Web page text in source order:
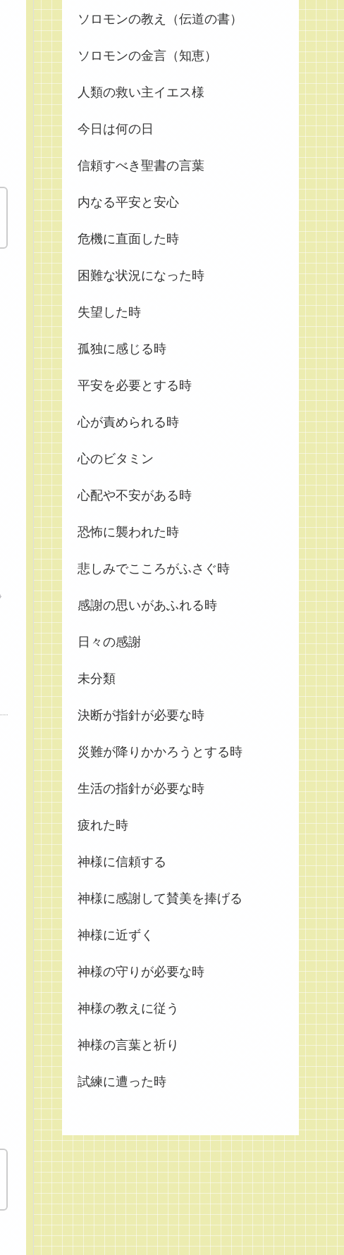
ソロモンの教え（伝道の書）
ソロモンの金言（知恵）
人類の救い主イエス様
今日は何の日
信頼すべき聖書の言葉
内なる平安と安心
危機に直面した時
困難な状況になった時
失望した時
孤独に感じる時
平安を必要とする時
心が責められる時
心のビタミン
心配や不安がある時
恐怖に襲われた時
悲しみでこころがふさぐ時
感謝の思いがあふれる時
日々の感謝
未分類
決断が指針が必要な時
災難が降りかかろうとする時
生活の指針が必要な時
疲れた時
神様に信頼する
神様に感謝して賛美を捧げる
神様に近ずく
神様の守りが必要な時
神様の教えに従う
神様の言葉と祈り
試練に遭った時